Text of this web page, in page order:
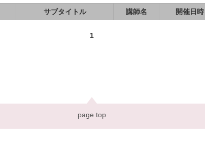
サブタイトル 講師名 開催日時
1
page top